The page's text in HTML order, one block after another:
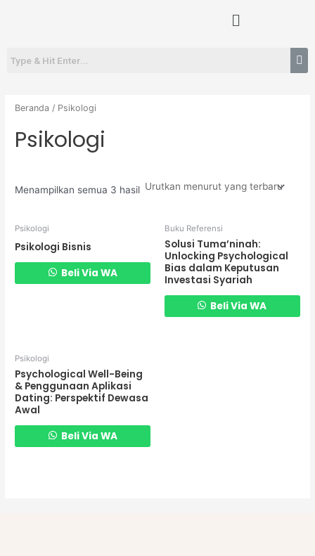
Menu
Beranda / Psikologi
Psikologi
Menampilkan semua 3 hasil
Psikologi
Psikologi Bisnis
Beli Via WA
Buku Referensi
Solusi Tuma’ninah:
Unlocking Psychological
Bias dalam Keputusan
Investasi Syariah
Beli Via WA
Psikologi
Psychological Well-Being
& Penggunaan Aplikasi
Dating: Perspektif Dewasa
Awal
Beli Via WA